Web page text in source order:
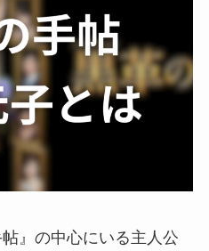
』の中心にいる主人公